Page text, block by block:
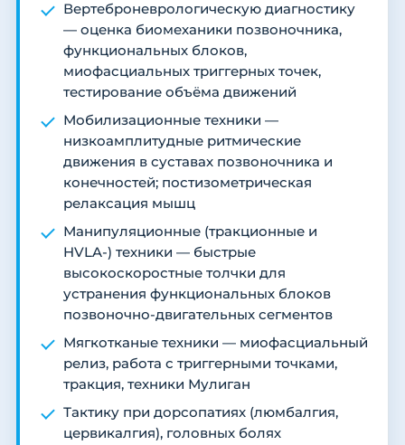
Вертеброневрологическую диагностику
— оценка биомеханики позвоночника,
функциональных блоков,
миофасциальных триггерных точек,
тестирование объёма движений
Мобилизационные техники —
низкоамплитудные ритмические
движения в суставах позвоночника и
конечностей; постизометрическая
релаксация мышц
Манипуляционные (тракционные и
HVLA-) техники — быстрые
высокоскоростные толчки для
устранения функциональных блоков
позвоночно-двигательных сегментов
Мягкотканые техники — миофасциальный
релиз, работа с триггерными точками,
тракция, техники Мулиган
Тактику при дорсопатиях (люмбалгия,
цервикалгия), головных болях